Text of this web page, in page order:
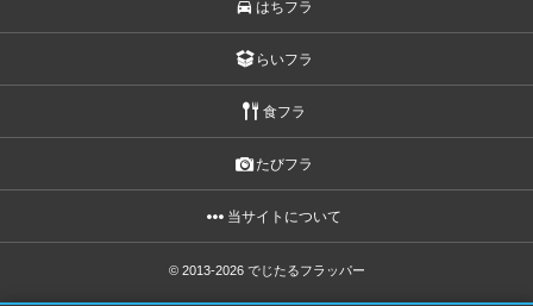
はちフラ
らいフラ
食フラ
たびフラ
当サイトについて
© 2013-2026 でじたるフラッパー